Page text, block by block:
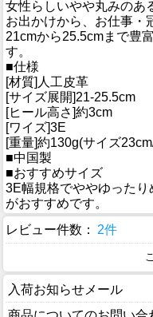
女性らしいやや丸みのあ
お出かけから、お仕事・
21cmから25.5cmまで豊
す。
■仕様
[材質]人工皮革
[サイズ展開]21-25.5cm
[ヒール高さ]約3cm
[ワイズ]3E
[重量]約130g(サイズ
■中国製
■おすすめサイズ
3E幅規格でややゆった
がおすすめです。
レビュー件数：
2件
入荷お知らせメール